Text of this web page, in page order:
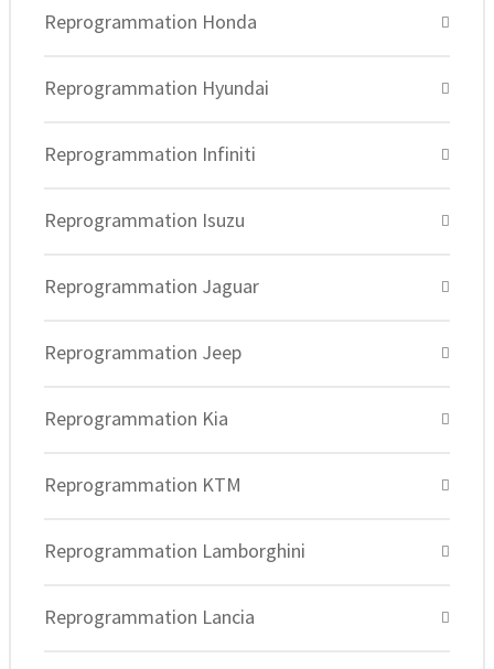
Reprogrammation Honda
Reprogrammation Hyundai
Reprogrammation Infiniti
Reprogrammation Isuzu
Reprogrammation Jaguar
Reprogrammation Jeep
Reprogrammation Kia
Reprogrammation KTM
Reprogrammation Lamborghini
Reprogrammation Lancia